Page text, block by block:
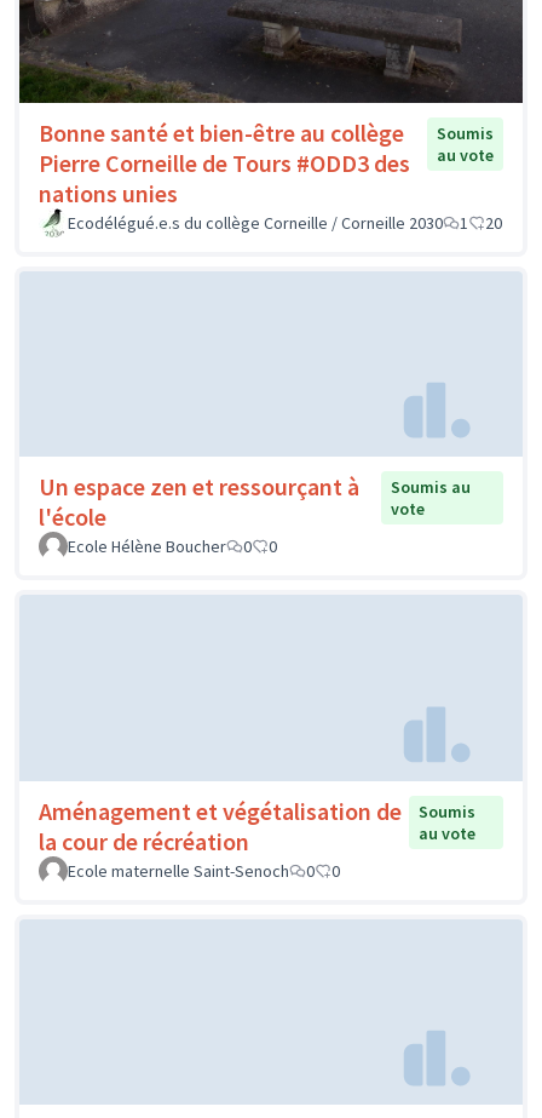
Bonne santé et bien-être au collège
Pierre Corneille de Tours #ODD3 des
nations unies
Soumis
au vote
Ecodélégué.e.s du collège Corneille / Corneille 2030 1 20
Un espace zen et ressourçant à
l'école
Soumis au
vote
Ecole Hélène Boucher
0 0
Aménagement et végétalisation de
la cour de récréation
Soumis
au vote
Ecole maternelle Saint-Senoch
0 0